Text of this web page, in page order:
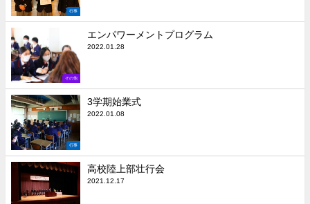
行事
その他
エンパワーメントプログラム
2022.01.28
行事
3学期始業式
2022.01.08
高校陸上部壮行会
2021.12.17